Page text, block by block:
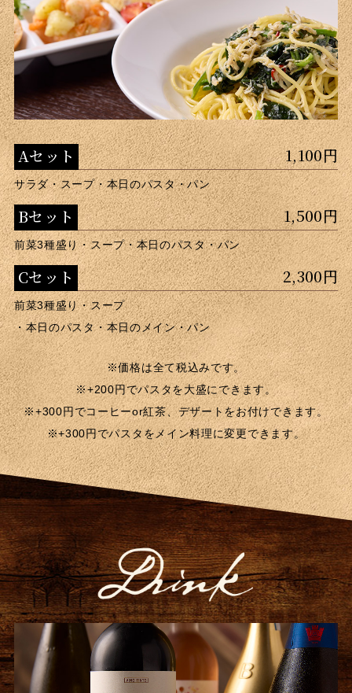
Aセット 1,100円
サラダ・スープ・本日のパスタ・パン
Bセット 1,500円
前菜3種盛り・スープ・本日のパスタ・パン
Cセット 2,300円
前菜3種盛り・スープ
・本日のパスタ・本日のメイン・パン
※価格は全て税込みです。
※+200円でパスタを大盛にできます。
※+300円でコーヒーor紅茶、デザートをお付けできます。
※+300円でパスタをメイン料理に変更できます。